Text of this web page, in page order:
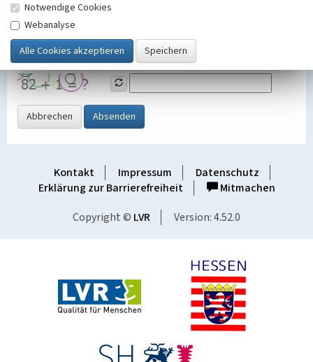
SicherheitsabfrageTragen Sie unten das Rechenergebnis aus der
Grafik ein
Abbrechen Absenden
Kontakt Impressum
Datenschutz
Erklärung zur Barrierefreiheit
Mitmachen
Copyright © LVR Version: 4.52.0
Notwendige Cookies
Webanalyse